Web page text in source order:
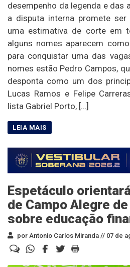
desempenho da legenda e das
a disputa interna promete ser
uma estimativa de corte em
alguns nomes aparecem
para conquistar uma das
nomes estão Pedro Campos,
desponta como um dos
Lucas Ramos e Felipe
lista Gabriel Porto, […]
Espetáculo
de Campo Alegre
sobre educação
por Antonio Carlos Miranda // 07 de